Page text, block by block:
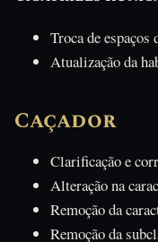
Troca de espaços
Atualização da
Caçador
Clarificação e
Alteração na
Remoção da
Remoção da